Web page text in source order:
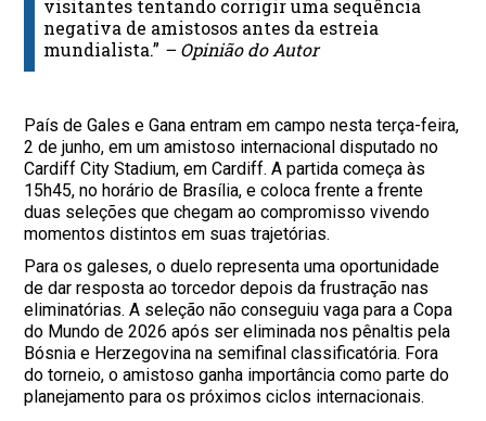
visitantes tentando corrigir uma sequência
negativa de amistosos antes da estreia
mundialista.” – Opinião do Autor
País de Gales e Gana entram em campo nesta terça-feira,
2 de junho, em um amistoso internacional disputado no
Cardiff City Stadium, em Cardiff. A partida começa às
15h45, no horário de Brasília, e coloca frente a frente
duas seleções que chegam ao compromisso vivendo
momentos distintos em suas trajetórias.
Para os galeses, o duelo representa uma oportunidade
de dar resposta ao torcedor depois da frustração nas
eliminatórias. A seleção não conseguiu vaga para a Copa
do Mundo de 2026 após ser eliminada nos pênaltis pela
Bósnia e Herzegovina na semifinal classificatória. Fora
do torneio, o amistoso ganha importância como parte do
planejamento para os próximos ciclos internacionais.